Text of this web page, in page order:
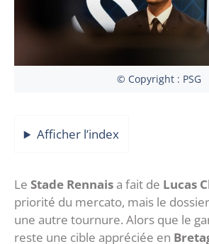
© Copyright : PSG
Afficher l’index
‎Le Stade Rennaisa fait de Lucas
priorité du mercato, mais le
une autre tournure. Alors que le
reste une cible appréciée en